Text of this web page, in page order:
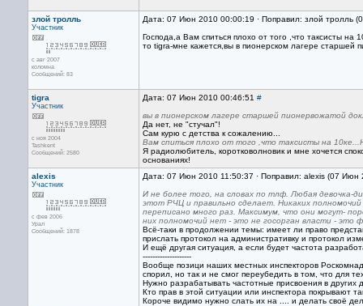
злой тролль
Участник
с авг 2007
коломна
Сообщений: 83
Дата: 07 Июн 2010 00:00:19 · Поправил: злой тролль
Господа,а Вам спиться плохо от того ,что таксисты
то tigra-мне кажется,вы в пионерском лагере старшей
tigra
Участник
с ноя 2004
Tashkent
Сообщений: 2580
Дата: 07 Июн 2010 00:46:51 #
вы в пионерском лагере старшей пионервожатой
Да нет, не "стучал"!
Сам курю с детства к сожалению...
Вам спиться плохо от того ,что таксисты на
Я радиолюбитель, коротковолновик и мне хочется
основаниях!
alexis
Участник
с фев 2006
Урал
Сообщений: 1878
Дата: 07 Июн 2010 11:50:37 · Поправил: alexis (07 Июн
И не более того, на словах по тлф. Любая девочка-
этот РЧЦ и правильно сделает. Никаких
переписано много раз. Максимум, что они могут-
них полномочий нет - это не госорган власти - это
Всё-таки в продолжении темы: имеет ли право
прислать протокол на административку и протокол
И ещё другая ситуация, а если будет частота
--------------------
Вообще позици наших местных инспекторов
спорил, но так и не смог переубедить в том, что для
Нужно разрабатывать частотные присвоения в других
Кто прав в этой ситуации или инспектора покрывают
Короче видимо нужно слать их на .... и делать своё